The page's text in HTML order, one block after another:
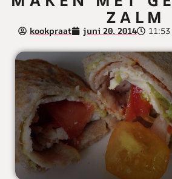
ZALM
kookpraat juni 20, 2014